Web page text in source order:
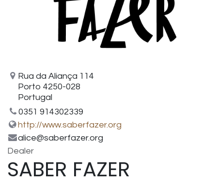
Rua da Aliança 114
Porto 4250-028
Portugal
0351 914302339
http://www.saberfazer.org
alice@saberfazer.org
Dealer
SABER FAZER